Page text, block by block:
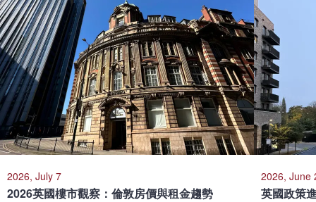
流平台。
2026, July 7
2026英國樓市觀察：倫敦房價與租金趨勢
2026, June